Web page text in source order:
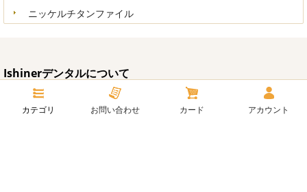
ニッケルチタンファイル
Ishinerデンタルについて
企業情報
カテゴリ お問い合わせ カード アカウント